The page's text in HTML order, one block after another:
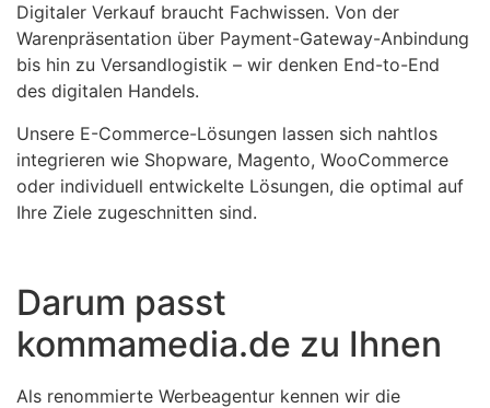
Digitaler Verkauf braucht Fachwissen. Von der
Warenpräsentation über Payment-Gateway-Anbindung
bis hin zu Versandlogistik – wir denken End-to-End
des digitalen Handels.
Unsere E-Commerce-Lösungen lassen sich nahtlos
integrieren wie Shopware, Magento, WooCommerce
oder individuell entwickelte Lösungen, die optimal auf
Ihre Ziele zugeschnitten sind.
Darum passt
kommamedia.de zu Ihnen
Als renommierte Werbeagentur kennen wir die